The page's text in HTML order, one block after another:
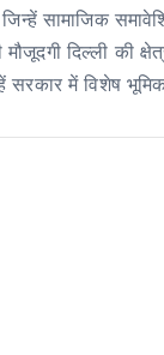
सामाजिक
दिल्ली की
सरकार में विशेष